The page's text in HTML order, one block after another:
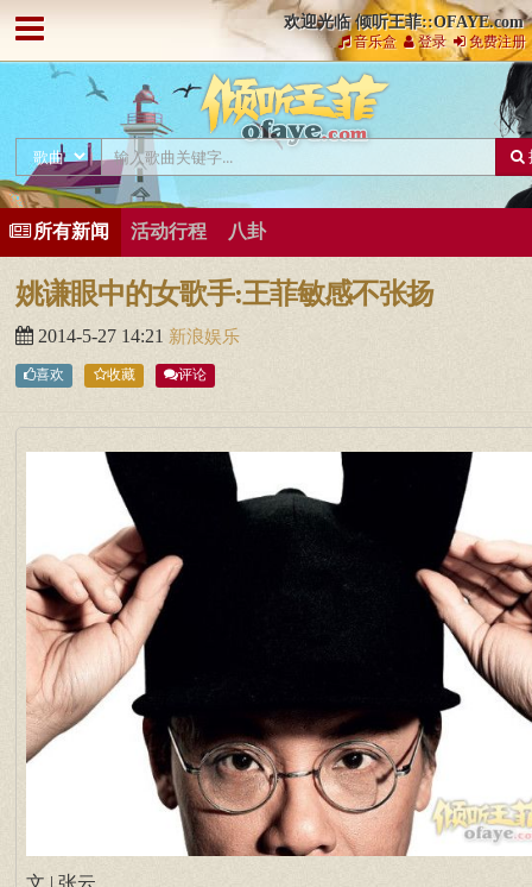
欢迎光临 倾听王菲::OFAYE.com
音乐盒 登录 免费注册
所有新闻 活动行程 八卦
姚谦眼中的女歌手:王菲敏感不张扬
2014-5-27 14:21 新浪娱乐
喜欢 收藏 评论